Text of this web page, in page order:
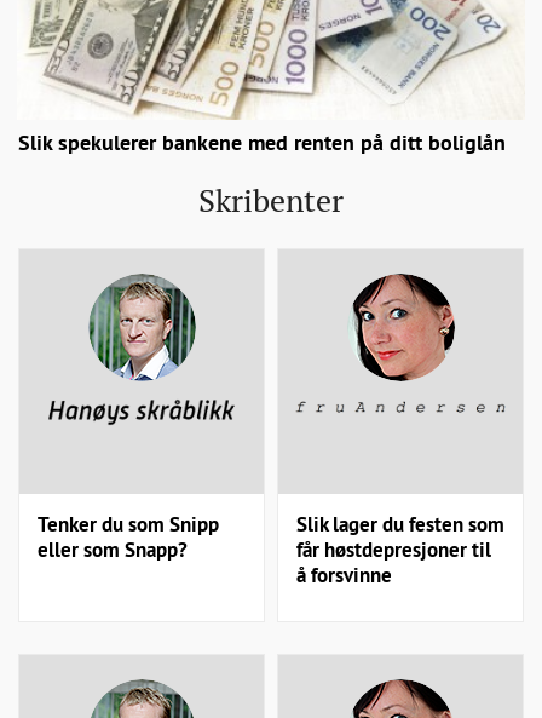
Slik spekulerer bankene med renten på ditt boliglån
Skribenter
Tenker du som Snipp
eller som Snapp?
Slik lager du festen som
får høstdepresjoner til
å forsvinne